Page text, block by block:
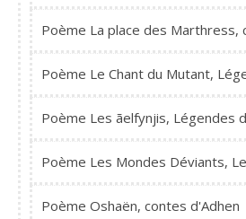
Poème La place des Marthress,
Poème Le Chant du Mutant,
Poème Les ãelfynjis, Légendes
Poème Les Mondes Déviants,
Poème Oshaën, contes d'Adhen